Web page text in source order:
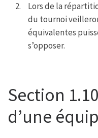
Lors de la
du tournoi
équivalentes
s’opposer.
Section
d’une